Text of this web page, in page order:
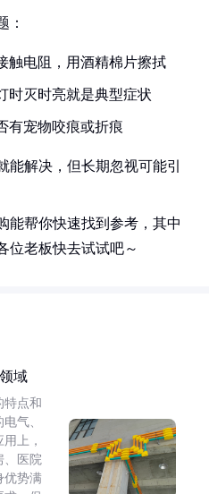
：
触电阻，用酒精棉片擦拭
时灭时亮就是典型症状
有宠物咬痕或折痕
解决，但长期忽视可能引
能帮你快速找到参考，其中
位老板快去试试吧～
域
特点和
气、
上，
、医院
优势满